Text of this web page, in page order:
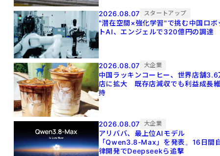
2026.08.07 スタートアップ
"潜在空間×強化学習"で挑む中国ロボ
トAI、エンジェルで320億円の調達
2026.08.07 大企業
中国ラッキンコーヒー、世界店舗3.6
店に拡大 既存店減収でも利益成長
持
2026.08.07 大企業
アリババ、最上位AIモデル
「Qwen3.8-Max」を発表。16日間
律開発でDeepseekら追撃